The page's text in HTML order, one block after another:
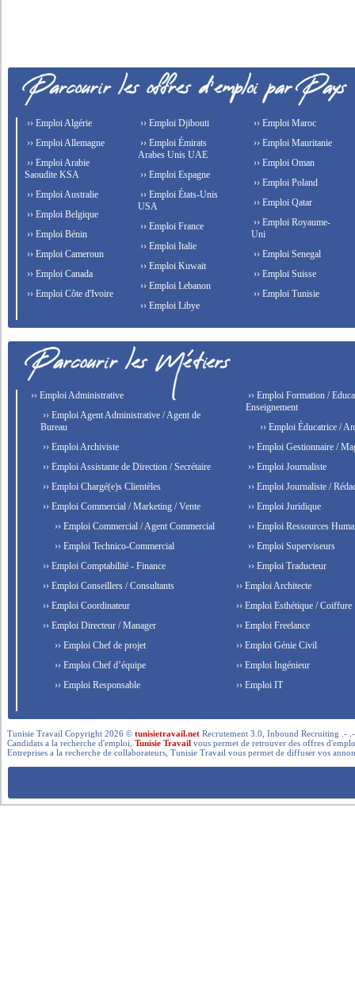
›› Emploi Algérie
›› Emploi Allemagne
›› Emploi Arabie
Saoudite KSA
›› Emploi Australie
›› Emploi Belgique
›› Emploi Bénin
›› Emploi Cameroun
›› Emploi Canada
›› Emploi Côte d'Ivoire
›› Emploi Djibouti
›› Emploi Émirats
Arabes Unis UAE
›› Emploi Espagne
›› Emploi États-Unis
USA
›› Emploi France
›› Emploi Italie
›› Emploi Kuwait
›› Emploi Lebanon
›› Emploi Libye
›› Emploi Maroc
›› Emploi Mauritanie
›› Emploi Oman
›› Emploi Poland
›› Emploi Qatar
›› Emploi Royaume-
Uni
›› Emploi Senegal
›› Emploi Suisse
›› Emploi Tunisie
›› Emploi Administrative
›› Emploi Agent Administrative / Agent de
Bureau
›› Emploi Archiviste
›› Emploi Assistante de Direction / Secrétaire
›› Emploi Chargé(e)s Clientèles
›› Emploi Commercial / Marketing / Vente
›› Emploi Commercial / Agent Commercial
›› Emploi Technico-Commercial
›› Emploi Comptabilité - Finance
›› Emploi Conseillers / Consultants
›› Emploi Coordinateur
›› Emploi Directeur / Manager
›› Emploi Chef de projet
›› Emploi Chef d’équipe
›› Emploi Responsable
›› Emploi Formation /
Enseignement
›› Emploi Éducatrice /
›› Emploi Gestionnaire /
›› Emploi Journaliste
›› Emploi Journaliste /
›› Emploi Juridique
›› Emploi Ressources
›› Emploi Superviseurs
›› Emploi Traducteur
›› Emploi Architecte
›› Emploi Esthétique / Coiffure
›› Emploi Freelance
›› Emploi Génie Civil
›› Emploi Ingénieur
›› Emploi IT
Tunisie Travail Copyright 2026 ©tunisietravail.net Recrutement 3.0, Inbound Recruiting .-
Candidats a la recherche d'emploi,Tunisie Travail vous permet de retrouver des offres
Entreprises a la recherche de collaborateurs, Tunisie Travail vous permet de diffuser vos